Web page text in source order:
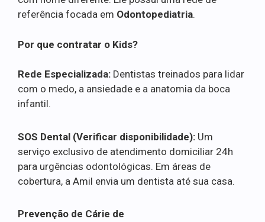
referência focada em Odontopediatria.
Por que contratar o Kids?
Rede Especializada: Dentistas treinados para lidar
com o medo, a ansiedade e a anatomia da boca
infantil.
SOS Dental (Verificar disponibilidade): Um
serviço exclusivo de atendimento domiciliar 24h
para urgências odontológicas. Em áreas de
cobertura, a Amil envia um dentista até sua casa.
Prevenção de Cárie de